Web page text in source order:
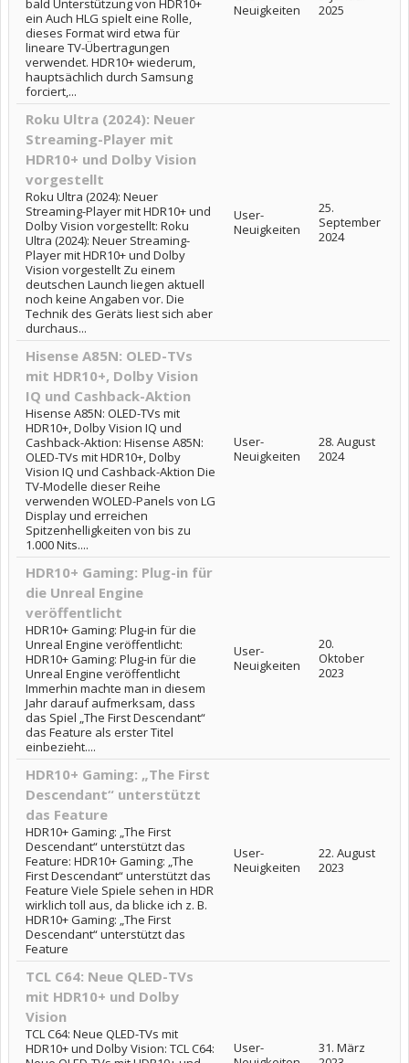
bald Unterstützung von HDR10+
ein Auch HLG spielt eine Rolle,
dieses Format wird etwa für
lineare TV-Übertragungen
verwendet. HDR10+ wiederum,
hauptsächlich durch Samsung
forciert,...
Neuigkeiten
2025
Roku Ultra (2024): Neuer
Streaming-Player mit
HDR10+ und Dolby Vision
vorgestellt
Roku Ultra (2024): Neuer
Streaming-Player mit HDR10+ und
Dolby Vision vorgestellt: Roku
Ultra (2024): Neuer Streaming-
Player mit HDR10+ und Dolby
Vision vorgestellt Zu einem
deutschen Launch liegen aktuell
noch keine Angaben vor. Die
Technik des Geräts liest sich aber
durchaus...
User-
Neuigkeiten
25.
September
2024
Hisense A85N: OLED-TVs
mit HDR10+, Dolby Vision
IQ und Cashback-Aktion
Hisense A85N: OLED-TVs mit
HDR10+, Dolby Vision IQ und
Cashback-Aktion: Hisense A85N:
OLED-TVs mit HDR10+, Dolby
Vision IQ und Cashback-Aktion Die
TV-Modelle dieser Reihe
verwenden WOLED-Panels von LG
Display und erreichen
Spitzenhelligkeiten von bis zu
1.000 Nits....
User-
Neuigkeiten
28. August
2024
HDR10+ Gaming: Plug-in für
die Unreal Engine
veröffentlicht
HDR10+ Gaming: Plug-in für die
Unreal Engine veröffentlicht:
HDR10+ Gaming: Plug-in für die
Unreal Engine veröffentlicht
Immerhin machte man in diesem
Jahr darauf aufmerksam, dass
das Spiel „The First Descendant“
das Feature als erster Titel
einbezieht....
User-
Neuigkeiten
20.
Oktober
2023
HDR10+ Gaming: „The First
Descendant“ unterstützt
das Feature
HDR10+ Gaming: „The First
Descendant“ unterstützt das
Feature: HDR10+ Gaming: „The
First Descendant“ unterstützt das
Feature Viele Spiele sehen in HDR
wirklich toll aus, da blicke ich z. B.
HDR10+ Gaming: „The First
Descendant“ unterstützt das
Feature
User-
Neuigkeiten
22. August
2023
TCL C64: Neue QLED-TVs
mit HDR10+ und Dolby
Vision
TCL C64: Neue QLED-TVs mit
HDR10+ und Dolby Vision: TCL C64:
User-
31. März